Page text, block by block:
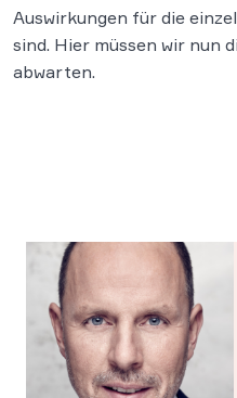
Auswirkungen für die
sind. Hier müssen wir nun
abwarten.